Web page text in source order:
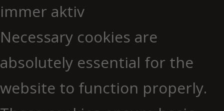
immer aktiv
Necessary cookies are
absolutely essential for the
website to function properly.